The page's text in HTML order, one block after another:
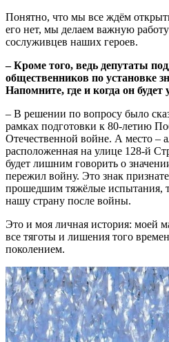
Понятно, что мы все ждём
его нет, мы делаем важную
сослуживцев наших героев.
– Кроме того, ведь депутаты
общественников по установке
Напомните, где и когда он будет
– В решении по вопросу было
рамках подготовки к 80-летию
Отечественной войне. А место –
расположенная на улице 128-й
будет лишним говорить о
пережил войну. Это знак
прошедшим тяжёлые испытания,
нашу страну после войны.
Это и моя личная история: моей
все тяготы и лишения того
поколением.